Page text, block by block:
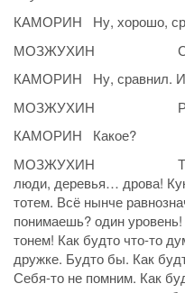
КАМОРИН Ну, хорошо,
МОЗЖУХИН
КАМОРИН Ну, сравнил. И
МОЗЖУХИН Разве
КАМОРИН Какое?
МОЗЖУХИН Такое!
люди, деревья… дрова!
тотем. Всё нынче
понимаешь? один
тонем! Как будто что-то
дружке. Будто бы. Как
Себя-то не помним. Как